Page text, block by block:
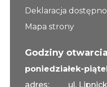
Deklaracja
Mapa strony
Godziny otwarcia
poniedziałek-
adres:
ul.